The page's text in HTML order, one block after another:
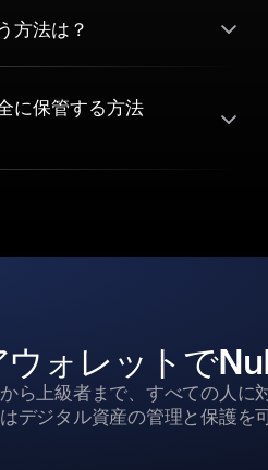
方法は？
に保管する方法
ォレットで
ら上級者まで、すべての人に
デジタル資産の管理と保護を